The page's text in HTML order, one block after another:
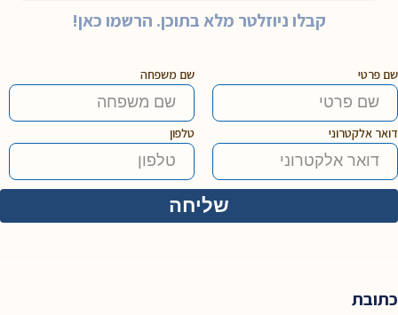
קבלו ניוזלטר מלא בתוכן. הרשמו כאן!
שם פרטי שם משפחה
דואר אלקטרוני טלפון
כתובת